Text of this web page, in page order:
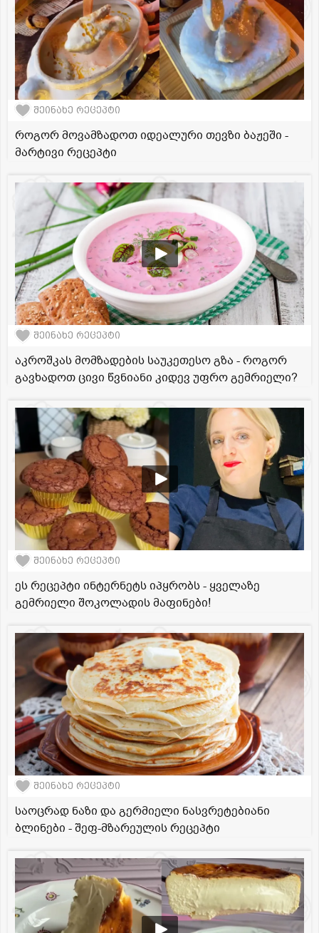
შეინახე რეცეპტი
როგორ მოვამზადოთ იდეალური თევზი ბაჟეში -
მარტივი რეცეპტი
შეინახე რეცეპტი
აკროშკას მომზადების საუკეთესო გზა - როგორ
გავხადოთ ცივი წვნიანი კიდევ უფრო გემრიელი?
შეინახე რეცეპტი
ეს რეცეპტი ინტერნეტს იპყრობს - ყველაზე
გემრიელი შოკოლადის მაფინები!
შეინახე რეცეპტი
საოცრად ნაზი და გერმიელი ნასვრეტებიანი
ბლინები - შეფ-მზარეულის რეცეპტი